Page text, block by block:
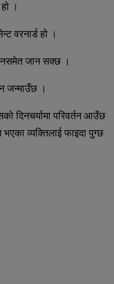
।
वरनार्ड हो ।
जान सक्छ ।
जन्माउँछ ।
दिनचर्यामा परिवर्तन आउँछ
व्यक्तिलाई फाइदा पुग्छ